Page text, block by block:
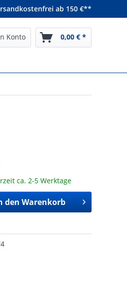
ab 150 €**
Konto 0,00 € *
ca. 2-5 Werktage
den Warenkorb